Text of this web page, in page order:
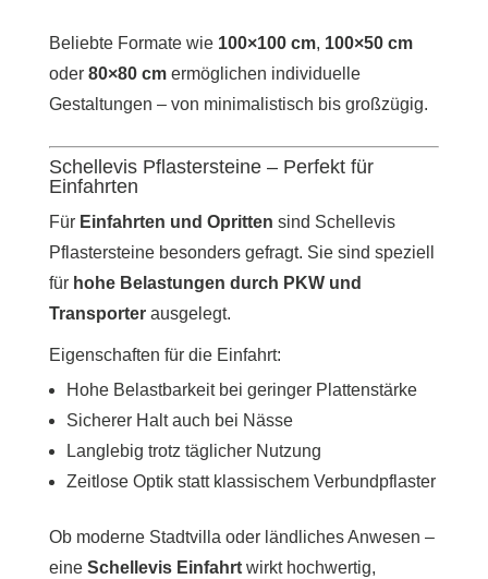
Beliebte Formate wie 100×100 cm, 100×50 cm
oder 80×80 cmermöglichen individuelle
Gestaltungen – von minimalistisch bis großzügig.
Schellevis Pflastersteine – Perfekt für
Einfahrten
Für Einfahrten und Opritten sind Schellevis
Pflastersteine besonders gefragt. Sie sind speziell
für hohe Belastungen durch PKW und
Transporterausgelegt.
Eigenschaften für die Einfahrt:
Hohe Belastbarkeit bei geringer Plattenstärke
Sicherer Halt auch bei Nässe
Langlebig trotz täglicher Nutzung
Zeitlose Optik statt klassischem Verbundpflaster
Ob moderne Stadtvilla oder ländliches Anwesen –
eine Schellevis Einfahrtwirkt hochwertig,